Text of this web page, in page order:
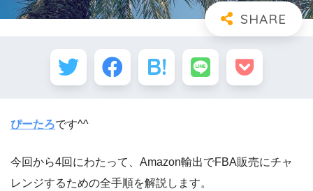
ぴーたろです^^
今回から4回にわたって、Amazon輸出でFBA販売にチャ
レンジするための全手順を解説します。